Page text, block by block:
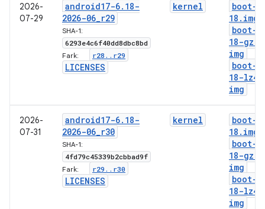
2026-
07-29
android17-6. 18-
2026-06_r29
SHA-1:
6293e4c6f40dd8dbc8bd
Fark: r28 . . r29
LICENSES
kernel boot-6
18 . img
boot-6
18-gz
img
boot-6
18-lz4
img
2026-
07-31
android17-6. 18-
2026-06_r30
SHA-1:
4fd79c45339b2cbbad9f
Fark: r29 . . r30
LICENSES
kernel boot-6
18 . img
boot-6
18-gz
img
boot-6
18-lz4
img